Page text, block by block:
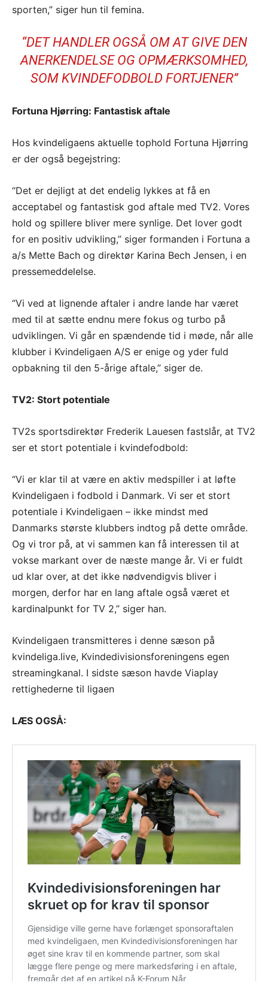
sporten,” siger hun til femina.
“DET HANDLER OGSÅ OM AT GIVE DEN
ANERKENDELSE OG OPMÆRKSOMHED,
SOM KVINDEFODBOLD FORTJENER”
Fortuna Hjørring: Fantastisk aftale
Hos kvindeligaens aktuelle tophold Fortuna Hjørring
er der også begejstring:
“Det er dejligt at det endelig lykkes at få en
acceptabel og fantastisk god aftale med TV2. Vores
hold og spillere bliver mere synlige. Det lover godt
for en positiv udvikling,” siger formanden i Fortuna a
a/s Mette Bach og direktør Karina Bech Jensen, i en
pressemeddelelse.
“Vi ved at lignende aftaler i andre lande har været
med til at sætte endnu mere fokus og turbo på
udviklingen. Vi går en spændende tid i møde, når alle
klubber i Kvindeligaen A/S er enige og yder fuld
opbakning til den 5-årige aftale,” siger de.
TV2: Stort potentiale
TV2s sportsdirektør Frederik Lauesen fastslår, at TV2
ser et stort potentiale i kvindefodbold:
“Vi er klar til at være en aktiv medspiller i at løfte
Kvindeligaen i fodbold i Danmark. Vi ser et stort
potentiale i Kvindeligaen – ikke mindst med
Danmarks største klubbers indtog på dette område.
Og vi tror på, at vi sammen kan få interessen til at
vokse markant over de næste mange år. Vi er fuldt
ud klar over, at det ikke nødvendigvis bliver i
morgen, derfor har en lang aftale også været et
kardinalpunkt for TV 2,” siger han.
Kvindeligaen transmitteres i denne sæson på
kvindeliga.live, Kvindedivisionsforeningens egen
streamingkanal. I sidste sæson havde Viaplay
rettighederne til ligaen
LÆS OGSÅ: